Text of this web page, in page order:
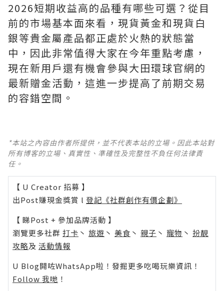
2026短期收益高的品種有哪些可選？從目
前的市場基本面來看，現貨黃金和現貨白
銀等貴金屬產品都正處於火熱的狀態當
中，因此非常值得大家在今年重點考慮，
現在新用戶還有機會參與大田環球官網的
最新贈金活動，這進一步提高了前期交易
的容錯空間。
*本站之內容由作者所提供，並不代表本站的立場。因此本站對
所有博客的立場、真實性、準確性及完整性不負任何法律責
任。
【 U Creator 招募 】
出Post賺現金獎賞 l 登記《社群創作有價企劃》
【 睇Post + 參加品牌活動 】
瀏覽更多社群 打卡 丶 旅遊 丶 美食 丶 親子 丶 寵物 丶 扮靚
攻略及 活動情報
U Blog開咗WhatsApp啦！發掘更多吃喝玩樂資訊！
Follow 我哋 ！